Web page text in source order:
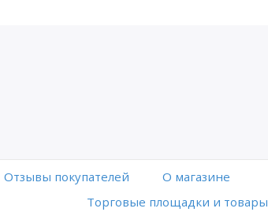
Отзывы покупателей O магазине
Торговые площадки и товары